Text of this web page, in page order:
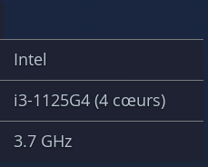
Intel
i3-1125G4 (4 cœurs)
3.7 GHz